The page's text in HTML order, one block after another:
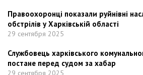
Правоохоронці показали руйнівні
обстрілів у Харківській області
29 сентября 2025
Службовець харківського
постане перед судом за хабар
29 сентября 2025